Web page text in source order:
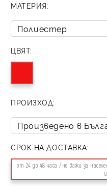
МАТЕРИЯ:
ЦВЯТ:
ПРОИЗХОД:
СРОК НА ДОСТАВКА:
от 24 до 48 часа /не важи за